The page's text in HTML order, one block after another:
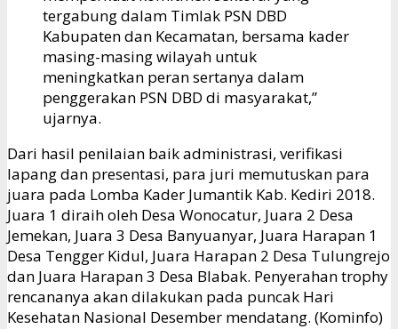
tergabung dalam Timlak PSN DBD
Kabupaten dan Kecamatan, bersama kader
masing-masing wilayah untuk
meningkatkan peran sertanya dalam
penggerakan PSN DBD di masyarakat,”
ujarnya.
Dari hasil penilaian baik administrasi, verifikasi
lapang dan presentasi, para juri memutuskan para
juara pada Lomba Kader Jumantik Kab. Kediri 2018.
Juara 1 diraih oleh Desa Wonocatur, Juara 2 Desa
Jemekan, Juara 3 Desa Banyuanyar, Juara Harapan 1
Desa Tengger Kidul, Juara Harapan 2 Desa Tulungrejo
dan Juara Harapan 3 Desa Blabak. Penyerahan trophy
rencananya akan dilakukan pada puncak Hari
Kesehatan Nasional Desember mendatang. (Kominfo)